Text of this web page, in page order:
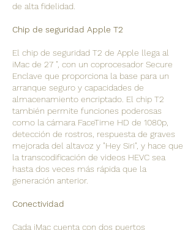
de alta fidelidad.
Chip de seguridad Apple T2
El chip de seguridad T2 de Apple llega al
iMac de 27 ", con un coprocesador Secure
Enclave que proporciona la base para un
arranque seguro y capacidades de
almacenamiento encriptado. El chip T2
también permite funciones poderosas
como la cámara FaceTime HD de 1080p,
detección de rostros, respuesta de graves
mejorada del altavoz y "Hey Siri", y hace que
la transcodificación de videos HEVC sea
hasta dos veces más rápida que la
generación anterior.
Conectividad
Cada iMac cuenta con dos puertos